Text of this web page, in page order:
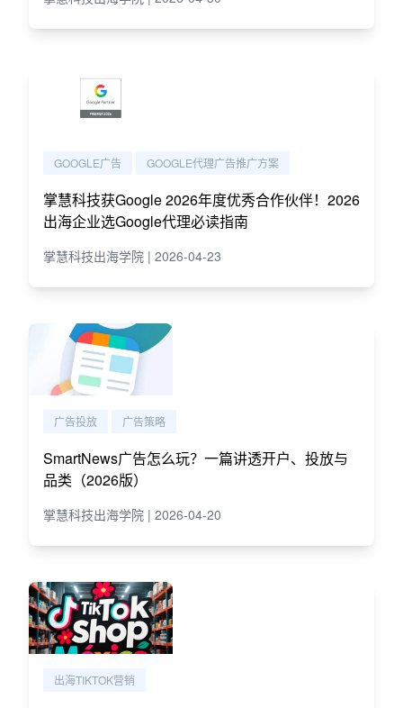
GOOGLE广告 GOOGLE代理广告推广方案
掌慧科技获Google 2026年度优秀合作伙伴！2026
出海企业选Google代理必读指南
掌慧科技出海学院 | 2026-04-23
广告投放 广告策略
SmartNews广告怎么玩？一篇讲透开户、投放与
品类（2026版）
掌慧科技出海学院 | 2026-04-20
出海TIKTOK营销